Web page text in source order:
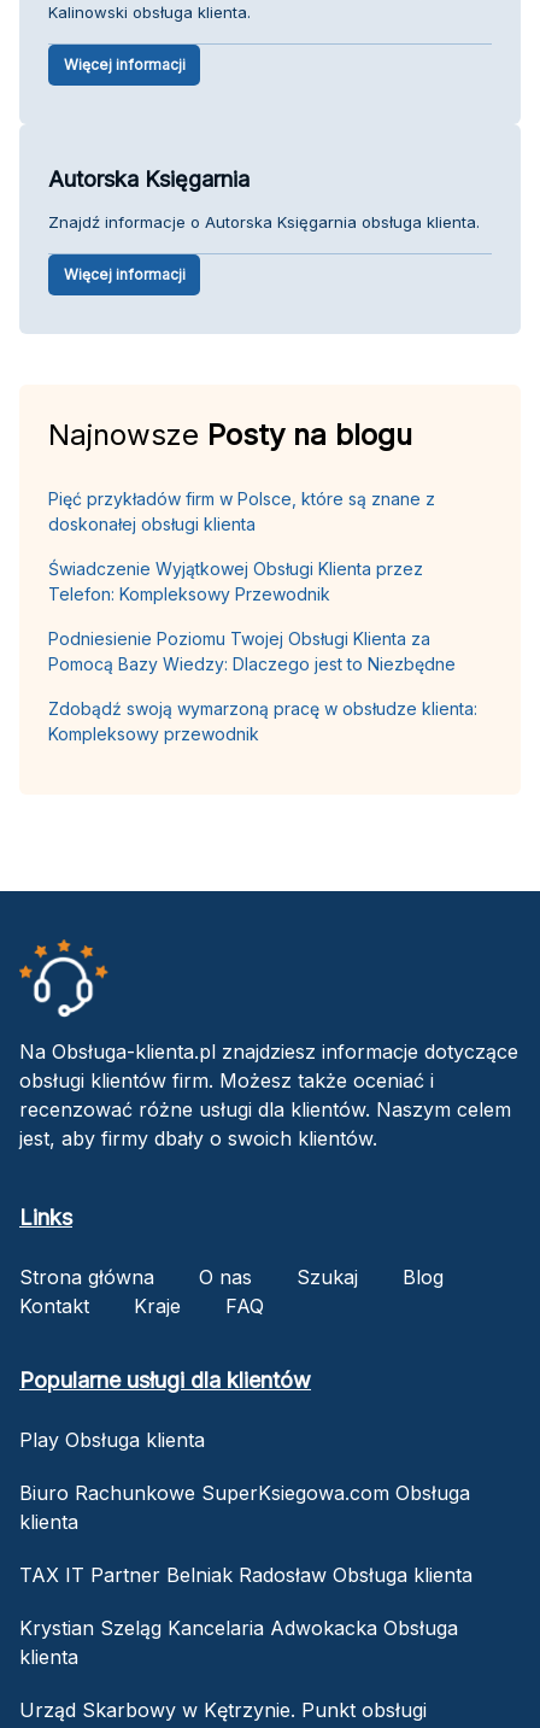
Kalinowski obsługa klienta.
Więcej informacji
Autorska Księgarnia
Znajdź informacje o Autorska Księgarnia obsługa klienta.
Więcej informacji
Najnowsze Posty na blogu
Pięć przykładów firm w Polsce, które są znane z
doskonałej obsługi klienta
Świadczenie Wyjątkowej Obsługi Klienta przez
Telefon: Kompleksowy Przewodnik
Podniesienie Poziomu Twojej Obsługi Klienta za
Pomocą Bazy Wiedzy: Dlaczego jest to Niezbędne
Zdobądź swoją wymarzoną pracę w obsłudze klienta:
Kompleksowy przewodnik
Na Obsługa-klienta.pl znajdziesz informacje dotyczące
obsługi klientów firm. Możesz także oceniać i
recenzować różne usługi dla klientów. Naszym celem
jest, aby firmy dbały o swoich klientów.
Links
Strona główna O nas Szukaj
Blog
Kontakt
Kraje FAQ
Popularne usługi dla klientów
Play Obsługa klienta
Biuro Rachunkowe SuperKsiegowa.com Obsługa
klienta
TAX IT Partner Belniak Radosław Obsługa klienta
Krystian Szeląg Kancelaria Adwokacka Obsługa
klienta
Urząd Skarbowy w Kętrzynie. Punkt obsługi